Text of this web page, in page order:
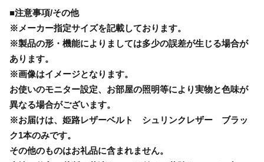
■注意事項/その他
※メーカー指定サイズを記載しております。
※製品の形・機能によりましては多少の誤差が生じる場合が
あります。
※画像はイメージとなります。
お使いのモニター設定、お部屋の照明等により実物と色味が
異なる場合がございます。
※お届けは、姫路レザーベルト シュリンクレザー ブラッ
ク1本のみです。
その他のものはお礼品に含まれません。